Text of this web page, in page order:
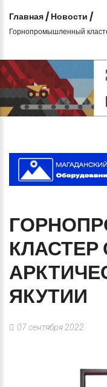
Главная / Новости /
Горнопромышленный
КЛАСТЕР
ЯКУТИИ
07 сентября 2022